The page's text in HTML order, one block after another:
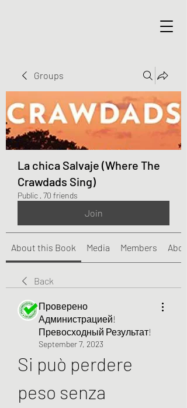
Groups
La chica Salvaje (Where The
Crawdads Sing)
Public · 70 friends
Join
About this Book Media Members About
Back
Проверено
Администрацией!
Превосходный Результат!
September 7, 2023
Si può perdere
peso senza